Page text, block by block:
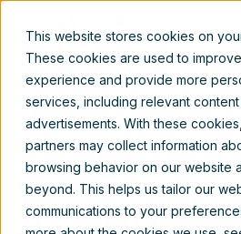
This website stores cookies on
These cookies are used to
experience and provide more
services, including relevant content
advertisements. With these
partners may collect information
browsing behavior on our website
beyond. This helps us tailor our
communications to your
Xillio en
Discover